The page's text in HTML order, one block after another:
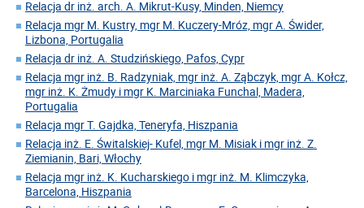
Relacja dr inż. arch. A. Mikrut-Kusy, Minden, Niemcy
Relacja mgr M. Kustry, mgr M. Kuczery-Mróz, mgr A. Świder,
Lizbona, Portugalia
Relacja dr inż. A. Studzińskiego, Pafos, Cypr
Relacja mgr inż. B. Radzyniak, mgr inż. A. Ząbczyk, mgr A. Kołcz,
mgr inż. K. Żmudy i mgr K. Marciniaka Funchal, Madera,
Portugalia
Relacja mgr T. Gajdka, Teneryfa, Hiszpania
Relacja inż. E. Świtalskiej- Kufel, mgr M. Misiak i mgr inż. Z.
Ziemianin, Bari, Włochy
Relacja mgr inż. K. Kucharskiego i mgr inż. M. Klimczyka,
Barcelona, Hiszpania